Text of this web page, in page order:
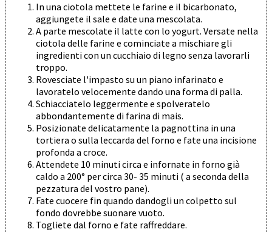
In una ciotola mettete le farine e il bicarbonato,
aggiungete il sale e date una mescolata.
A parte mescolate il latte con lo yogurt. Versate nella
ciotola delle farine e cominciate a mischiare gli
ingredienti con un cucchiaio di legno senza lavorarli
troppo.
Rovesciate l'impasto su un piano infarinato e
lavoratelo velocemente dando una forma di palla.
Schiacciatelo leggermente e spolveratelo
abbondantemente di farina di mais.
Posizionate delicatamente la pagnottina in una
tortiera o sulla leccarda del forno e fate una incisione
profonda a croce.
Attendete 10 minuti circa e infornate in forno già
caldo a 200° per circa 30- 35 minuti ( a seconda della
pezzatura del vostro pane).
Fate cuocere fin quando dandogli un colpetto sul
fondo dovrebbe suonare vuoto.
Togliete dal forno e fate raffreddare.